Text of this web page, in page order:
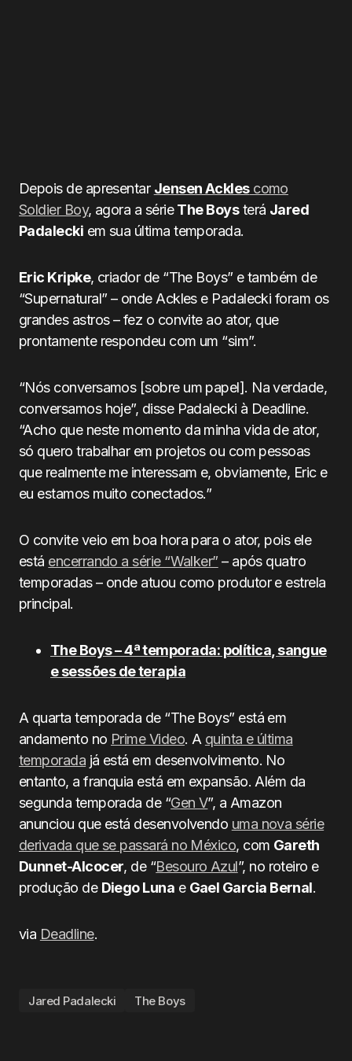
Depois de apresentar Jensen Acklescomo
Soldier Boy, agora a sérieThe Boysterá Jared
Padalecki em sua última temporada.
Eric Kripke, criador de “The Boys” e também de
“Supernatural” – onde Ackles e Padalecki foram os
grandes astros – fez o convite ao ator, que
prontamente respondeu com um “sim”.
“Nós conversamos [sobre um papel]. Na verdade,
conversamos hoje”, disse Padalecki à Deadline.
“Acho que neste momento da minha vida de ator,
só quero trabalhar em projetos ou com pessoas
que realmente me interessam e, obviamente, Eric e
eu estamos muito conectados.”
O convite veio em boa hora para o ator, pois ele
está encerrando a série “Walker” – após quatro
temporadas – onde atuou como produtor e estrela
principal.
The Boys – 4ª temporada: política, sangue
e sessões de terapia
A quarta temporada de “The Boys” está em
andamento no Prime Video. A quinta e última
temporada já está em desenvolvimento. No
entanto, a franquia está em expansão. Além da
segunda temporada de “Gen V”, a Amazon
anunciou que está desenvolvendo uma nova série
derivada que se passará no México, com Gareth
Dunnet-Alcocer, de “Besouro Azul”, no roteiro e
produção de Diego Luna e Gael Garcia Bernal.
via Deadline.
Jared Padalecki The Boys